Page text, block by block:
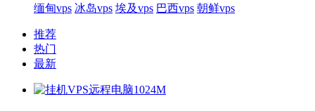
缅甸vps 冰岛vps 埃及vps 巴西vps 朝鲜vps
推荐
热门
最新